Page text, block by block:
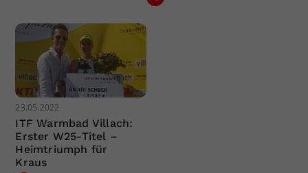
23.05.2022
ITF Warmbad Villach:
Erster W25-Titel –
Heimtriumph für
Kraus